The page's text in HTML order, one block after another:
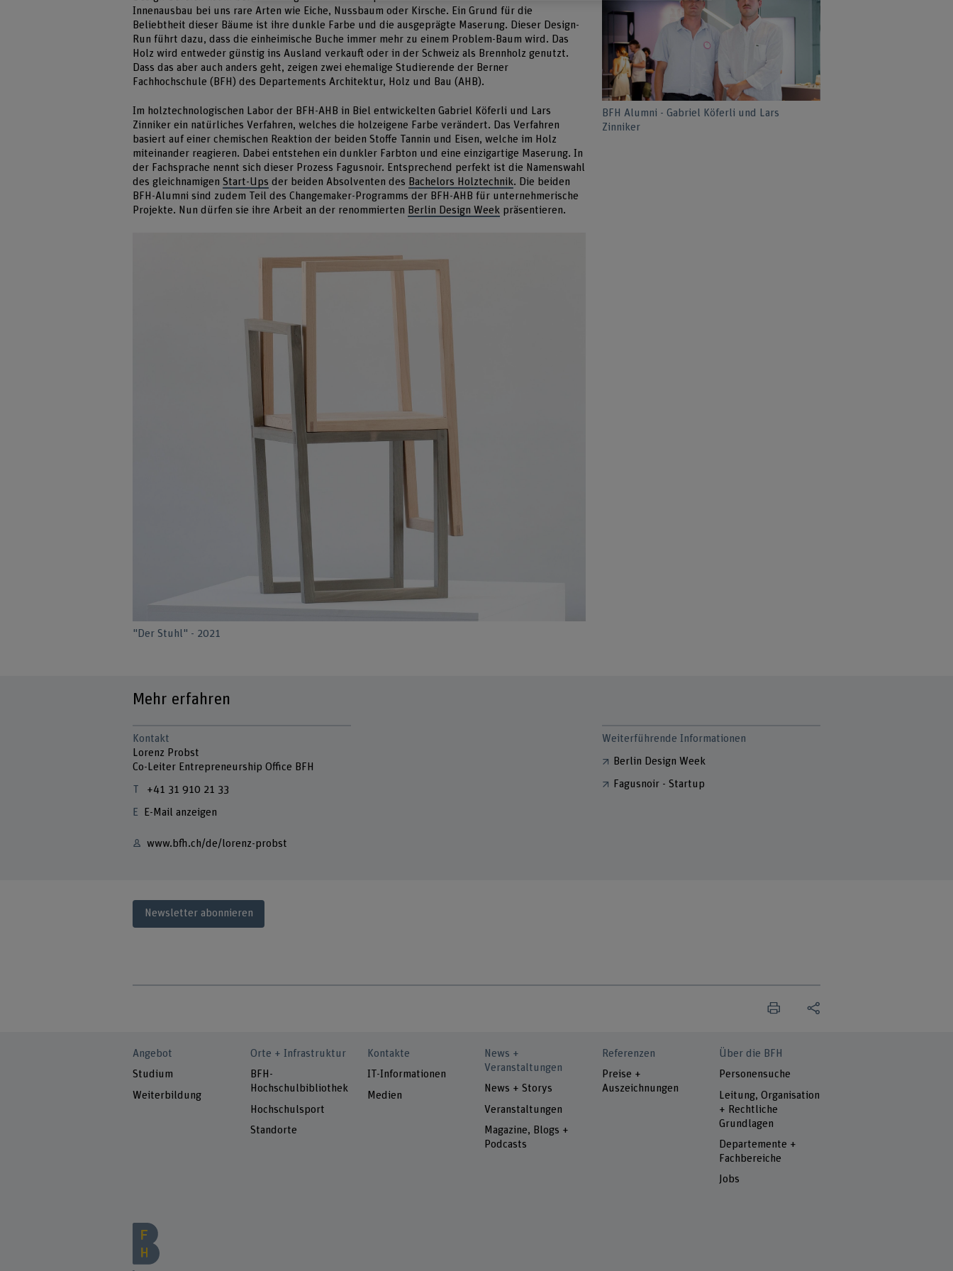
Innenausbau bei uns rare Arten wie Eiche, Nussbaum oder Kirsche. Ein Grund für die
Beliebtheit dieser Bäume ist ihre dunkle Farbe und die ausgeprägte Maserung. Dieser Design-
Run führt dazu, dass die einheimische Buche immer mehr zu einem Problem-Baum wird. Das
Holz wird entweder günstig ins Ausland verkauft oder in der Schweiz als Brennholz genutzt.
Dass das aber auch anders geht, zeigen zwei ehemalige Studierende der Berner
Fachhochschule (BFH) des Departements Architektur, Holz und Bau (AHB).
Im holztechnologischen Labor der BFH-AHB in Biel entwickelten Gabriel Köferli und Lars
Zinniker ein natürliches Verfahren, welches die holzeigene Farbe verändert. Das Verfahren
basiert auf einer chemischen Reaktion der beiden Stoffe Tannin und Eisen, welche im Holz
miteinander reagieren. Dabei entstehen ein dunkler Farbton und eine einzigartige Maserung. In
der Fachsprache nennt sich dieser Prozess Fagusnoir. Entsprechend perfekt ist die Namenswahl
des gleichnamigenStart-Ups der beiden Absolventen des Bachelors Holztechnik. Die beiden
BFH-Alumni sind zudem Teil des Changemaker-Programms der BFH-AHB für unternehmerische
Projekte. Nun dürfen sie ihre Arbeit an der renommierten Berlin Design Week präsentieren.
"Der Stuhl" - 2021
BFH Alumni - Gabriel Köferli und Lars
Zinniker
Mehr erfahren
Kontakt
Lorenz Probst
Co-Leiter Entrepreneurship Office BFH
+41 31 910 21 33
E-Mail anzeigen
www.bfh.ch/de/lorenz-probst
Weiterführende Informationen
Berlin Design Week
Fagusnoir - Startup
Newsletter abonnieren
Angebot
Studium
Weiterbildung
Orte + Infrastruktur
BFH-
Hochschulbibliothek
Hochschulsport
Standorte
Kontakte
IT-Informationen
Medien
News +
Veranstaltungen
News + Storys
Veranstaltungen
Magazine, Blogs +
Podcasts
Referenzen
Preise +
Auszeichnungen
Über die BFH
Personensuche
Leitung, Organisation
+ Rechtliche
Grundlagen
Departemente +
Fachbereiche
Jobs